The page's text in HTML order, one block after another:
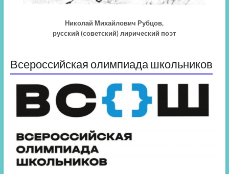
Николай Михайлович Рубцов,
русский (советский) лирический поэт
Всероссийская олимпиада школьников